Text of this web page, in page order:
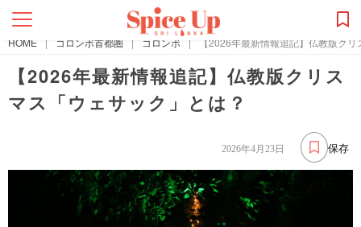
HOME | コロンボ首都圏 | コロンボ | 【2026年最新情報追記】仏教版ク
【2026年最新情報追記】仏教版クリス
マス「ウェサック」とは？
保存
2026年4月23日